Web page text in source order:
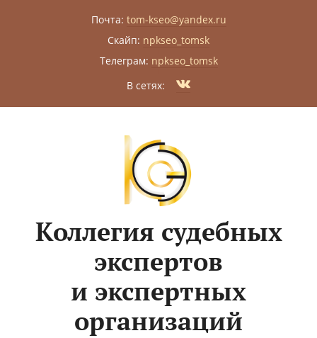
Почта: tom-kseo@yandex.ru
|
Скайп: npkseo_tomsk
Телеграм: npkseo_tomsk
В сетях:
Коллегия судебных
экспертов
и экспертных
организаций